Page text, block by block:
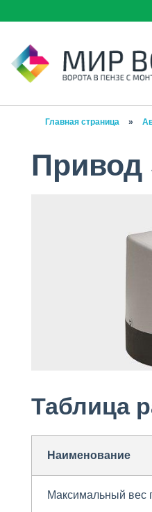
Главная страница »
Привод
Таблица
Наименование
Максимальный вес